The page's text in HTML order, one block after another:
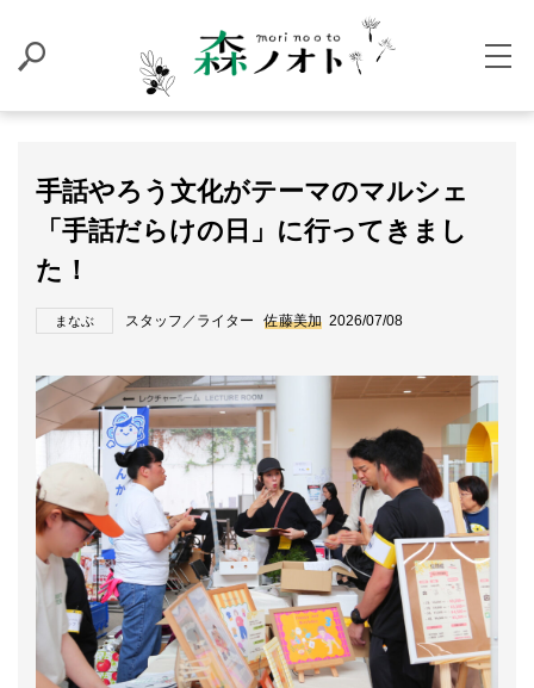
手話やろう文化がテーマのマルシェ
「手話だらけの日」に行ってきまし
た！
まなぶ スタッフ／ライター 佐藤美加 2026/07/08